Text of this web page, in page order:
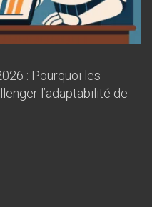
: Pourquoi les
l’adaptabilité de